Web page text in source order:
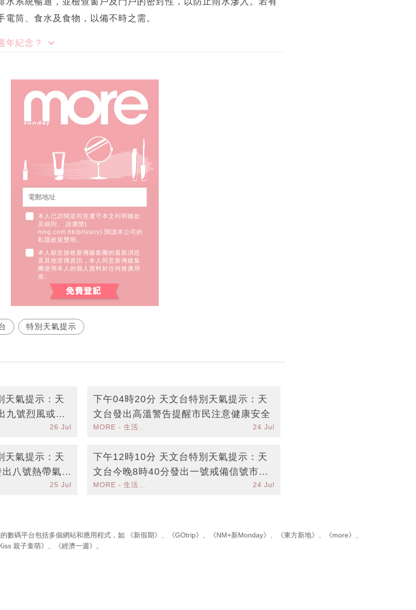
筒、食水及食物，以備不時之需。
年紀念？
本人已詳閱並同意遵守本文列明條款
及細則。 請瀏覽(
nmg.com.hk/privacy) 閱讀本公司的
私隱政策聲明。
本人願意接收新傳媒集團的最新消息
及其他宣傳資訊，本人同意新傳媒集
團使用本人的個人資料於任何推廣用
途。
特別天氣提示
天氣提示：天
九號烈風或暴
26 Jul
下午04時20分 天文台特別天氣提示：天
文台發出高溫警告提醒市民注意健康安全
24 Jul
天氣提示：天
八號熱帶氣旋
25 Jul
下午12時10分 天文台特別天氣提示：天
文台今晚8時40分發出一號戒備信號市民
需注意安全MORE - 生活品味 24 Jul
數碼平台包括多個網站和應用程式，如 《新假期》 、 《GOtrip》 、 《NM+新Monday》 、 《東方新地》 、 《more》 、
親子童萌》 、 《經濟一週》 。